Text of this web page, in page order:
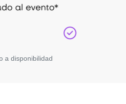
a disponibilidad